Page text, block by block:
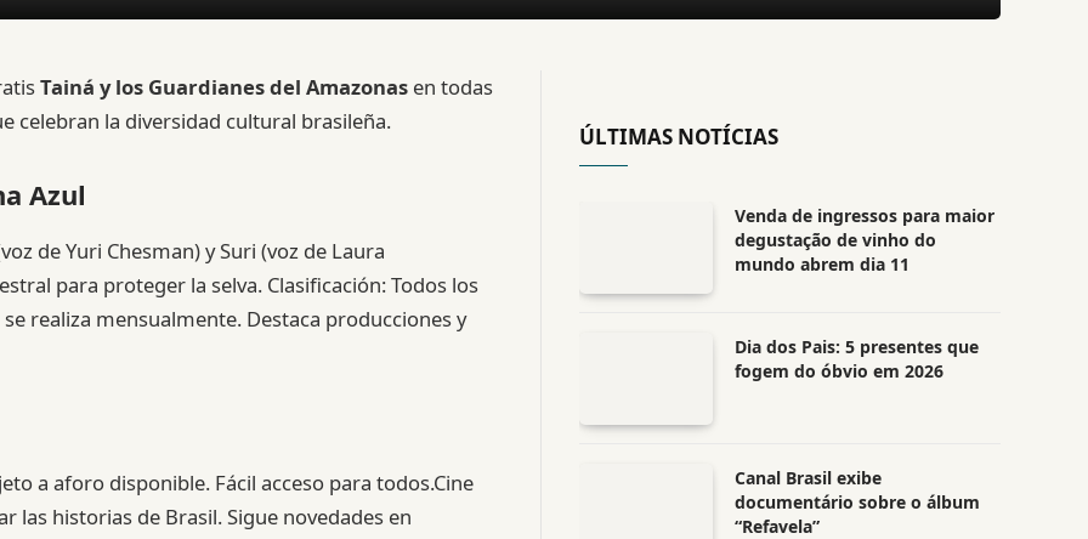
Tainá y los Guardianes del Amazonas en todas
celebran la diversidad cultural brasileña.
Azul
de Yuri Chesman) y Suri (voz de Laura
para proteger la selva. Clasificación: Todos los
se realiza mensualmente. Destaca producciones y
a aforo disponible. Fácil acceso para todos.Cine
las historias de Brasil. Sigue novedades en
ÚLTIMAS NOTÍCIAS
Venda de ingressos para maior
degustação de vinho do
mundo abrem dia 11
Dia dos Pais: 5 presentes que
fogem do óbvio em 2026
Canal Brasil exibe
documentário sobre o álbum
“Refavela”